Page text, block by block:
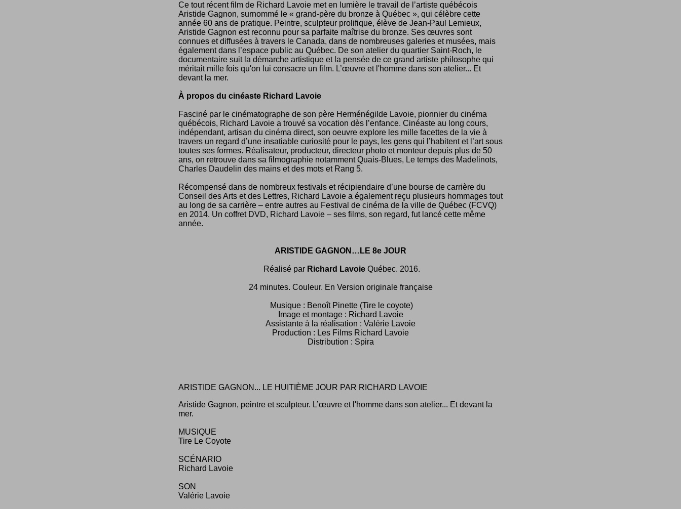
Ce tout récent film de Richard Lavoie met en lumière le travail de l’artiste québécois
Aristide Gagnon, surnommé le « grand-père du bronze à Québec », qui célèbre cette
année 60 ans de pratique. Peintre, sculpteur prolifique, élève de Jean-Paul Lemieux,
Aristide Gagnon est reconnu pour sa parfaite maîtrise du bronze. Ses œuvres sont
connues et diffusées à travers le Canada, dans de nombreuses galeries et musées, mais
également dans l’espace public au Québec. De son atelier du quartier Saint-Roch, le
documentaire suit la démarche artistique et la pensée de ce grand artiste philosophe qui
méritait mille fois qu'on lui consacre un film. L’œuvre et l'homme dans son atelier... Et
devant la mer.
À propos du cinéaste Richard Lavoie
Fasciné par le cinématographe de son père Herménégilde Lavoie, pionnier du cinéma
québécois, Richard Lavoie a trouvé sa vocation dès l’enfance. Cinéaste au long cours,
indépendant, artisan du cinéma direct, son oeuvre explore les mille facettes de la vie à
travers un regard d’une insatiable curiosité pour le pays, les gens qui l’habitent et l’art sous
toutes ses formes. Réalisateur, producteur, directeur photo et monteur depuis plus de 50
ans, on retrouve dans sa filmographie notamment Quais-Blues, Le temps des Madelinots,
Charles Daudelin des mains et des mots et Rang 5.
Récompensé dans de nombreux festivals et récipiendaire d’une bourse de carrière du
Conseil des Arts et des Lettres, Richard Lavoie a également reçu plusieurs hommages tout
au long de sa carrière – entre autres au Festival de cinéma de la ville de Québec (FCVQ)
en 2014. Un coffret DVD, Richard Lavoie – ses films, son regard, fut lancé cette même
année.
ARISTIDE GAGNON…LE 8e JOUR
Réalisé par Richard LavoieQuébec. 2016.
24 minutes. Couleur. En Version originale française
Musique : Benoît Pinette (Tire le coyote)
Image et montage : Richard Lavoie
Assistante à la réalisation : Valérie Lavoie
Production : Les Films Richard Lavoie
Distribution : Spira
ARISTIDE GAGNON... LE HUITIÈME JOUR PAR RICHARD LAVOIE
Aristide Gagnon, peintre et sculpteur. L’œuvre et l'homme dans son atelier... Et devant la
mer.
MUSIQUE
Tire Le Coyote
SCÉNARIO
Richard Lavoie
SON
Valérie Lavoie